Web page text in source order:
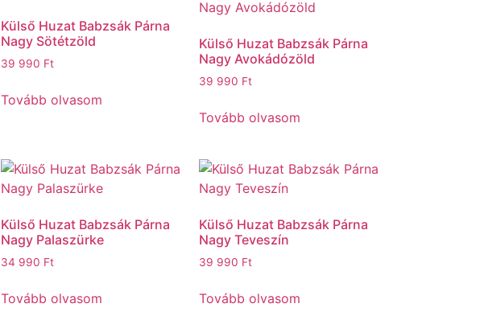
Külső Huzat Babzsák Párna
Nagy Sötétzöld
39 990 Ft
Tovább olvasom
Külső Huzat Babzsák Párna
Nagy Avokádózöld
39 990 Ft
Tovább olvasom
Külső Huzat Babzsák Párna
Nagy Palaszürke
34 990 Ft
Tovább olvasom
Külső Huzat Babzsák Párna
Nagy Teveszín
39 990 Ft
Tovább olvasom